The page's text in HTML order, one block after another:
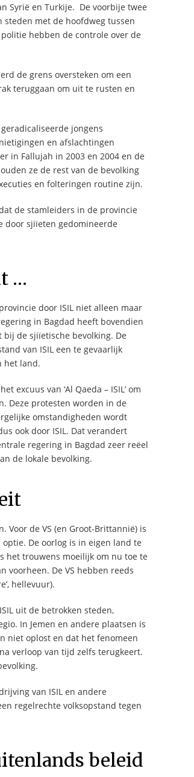
Syrië en Turkije. De voorbije twee
steden met de hoofdweg tussen
hebben de controle over de
de grens oversteken om een
teruggaan om uit te rusten en
jongens
en afslachtingen
in Fallujah in 2003 en 2004 en de
ze de rest van de bevolking
en folteringen routine zijn.
de stamleiders in de provincie
door sjiïeten gedomineerde
…
door ISIL niet alleen maar
in Bagdad heeft bovendien
de sjiïetische bevolking. De
van ISIL een te gevaarlijk
het land.
excuus van ‘Al Qaeda – ISIL’ om
Deze protesten worden in de
omstandigheden wordt
ook door ISIL. Dat verandert
regering in Bagdad zeer reëel
de lokale bevolking.
Voor de VS (en Groot-Brittannië) is
De oorlog is in eigen land te
het trouwens moeilijk om nu toe te
voorheen. De VS hebben reeds
hellevuur).
uit de betrokken steden,
In Jemen en andere plaatsen is
niet oplost en dat het fenomeen
verloop van tijd zelfs terugkeert.
van ISIL en andere
regelrechte volksopstand tegen
beleid